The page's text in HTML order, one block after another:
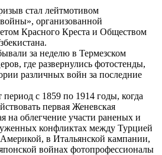
стал лейтмотивом
организованной
Красного Креста и Обществом
за неделю в Термезском
где развернулись фотостенды,
различных войн за последние
с 1859 по 1914 годы, когда
первая Женевская
на облегчение участи раненых и
конфликтах между Турцией
в Итальянской кампании,
войнах фотопрофессионалы